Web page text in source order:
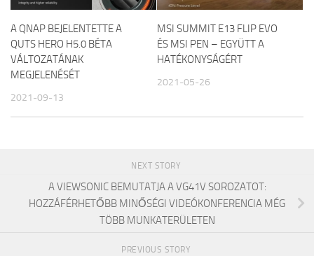
A QNAP BEJELENTETTE A
QUTS HERO H5.0 BÉTA
VÁLTOZATÁNAK
MEGJELENÉSÉT
2021-09-13
MSI SUMMIT E13 FLIP EVO
ÉS MSI PEN – EGYÜTT A
HATÉKONYSÁGÉRT
2021-05-26
NEXT STORY
A VIEWSONIC BEMUTATJA A VG41V SOROZATOT:
HOZZÁFÉRHETŐBB MINŐSÉGI VIDEÓKONFERENCIA MÉG
TÖBB MUNKATERÜLETEN
PREVIOUS STORY